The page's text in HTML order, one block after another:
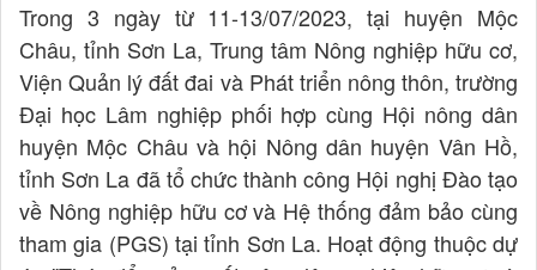
Trong 3 ngày từ 11-13/07/2023, tại huyện Mộc
Châu, tỉnh Sơn La, Trung tâm Nông nghiệp hữu cơ,
Viện Quản lý đất đai và Phát triển nông thôn, trường
Đại học Lâm nghiệp phối hợp cùng Hội nông dân
huyện Mộc Châu và hội Nông dân huyện Vân Hồ,
tỉnh Sơn La đã tổ chức thành công Hội nghị Đào tạo
về Nông nghiệp hữu cơ và Hệ thống đảm bảo cùng
tham gia (PGS) tại tỉnh Sơn La. Hoạt động thuộc dự